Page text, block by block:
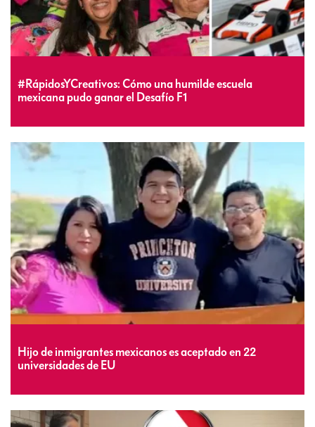
#RápidosYCreativos: Cómo una humilde escuela
mexicana pudo ganar el Desafío F1
Hijo de inmigrantes mexicanos es aceptado en 22
universidades de EU